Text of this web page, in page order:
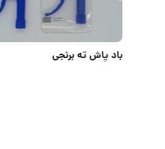
⭐️ دریل ۱۳ چکشی طرح ماکیتا